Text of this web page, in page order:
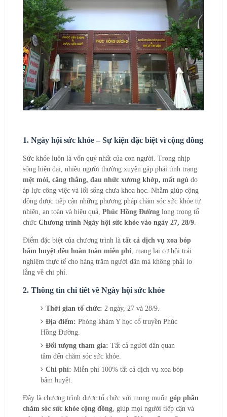
1. Ngày hội sức khỏe – Sự kiện đặc biệt vì cộng đồng
Sức khỏe luôn là vốn quý nhất của con người. Trong nhịp
sống hiện đại, nhiều người thường xuyên gặp phải tình trạng
mệt mỏi, căng thẳng, đau nhức xương khớp, mất ngủ do
áp lực công việc và lối sống chưa khoa học. Nhằm giúp cộng
đồng được tiếp cận những phương pháp chăm sóc sức khỏe tự
nhiên, an toàn và hiệu quả, Phúc Hồng Đườnglong trọng tổ
chức Chương trình Ngày hội sức khỏe vào ngày 27, 28/9.
Điểm đặc biệt của chương trình là tất cả dịch vụ xoa bóp
bấm huyệt đều hoàn toàn miễn phí, mang lại cơ hội trải
nghiệm thực tế cho hàng trăm người dân mà không phải lo
lắng về chi phí.
2. Thông tin chi tiết về Ngày hội sức khỏe
Thời gian tổ chức: 2 ngày, 27 và 28/9.
Địa điểm: Phòng khám Y học cổ truyền Phúc
Hồng Đường.
Đối tượng tham gia: Tất cả người dân quan
tâm đến chăm sóc sức khỏe.
Chi phí: Miễn phí 100% tất cả dịch vụ xoa bóp
bấm huyệt.
Đây là chương trình được tổ chức với mong muốn góp phần
chăm sóc sức khỏe cộng đồng, giúp mọi người tiếp cận và